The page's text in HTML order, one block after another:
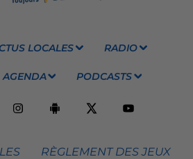
LOCALES RADIO
AGENDA PODCASTS
RÈGLEMENT DES JEUX